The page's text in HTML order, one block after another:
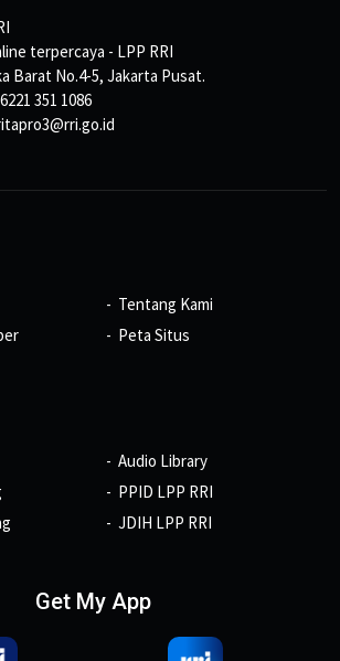
terpercaya - LPP RRI
Barat No.4-5, Jakarta Pusat.
351 1086
Tentang Kami
Peta Situs
Audio Library
PPID LPP RRI
JDIH LPP RRI
Get My App